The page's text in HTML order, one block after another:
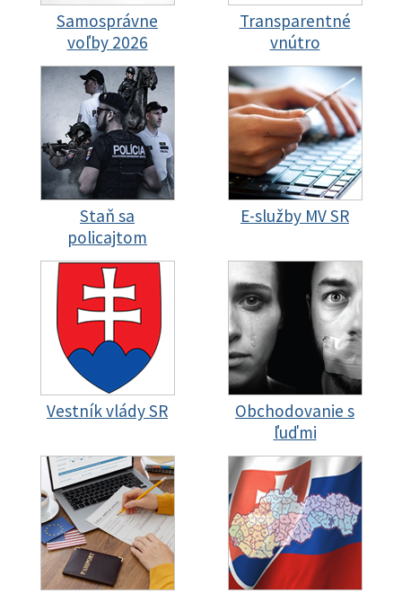
Samosprávne
voľby 2026
Transparentné
vnútro
Staň sa
policajtom
E-služby MV SR
Vestník vlády SR
Obchodovanie s
ľuďmi